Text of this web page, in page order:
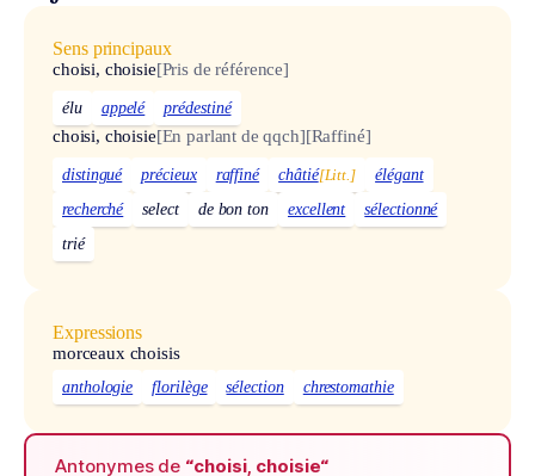
Sens principaux
choisi, choisie[Pris de référence]
élu appelé prédestiné
choisi, choisie[En parlant de qqch][Raffiné]
distingué précieux raffiné châtié[Litt.]
élégant
recherché
select de bon ton excellent
sélectionné
trié
Expressions
morceaux choisis
anthologie florilège sélection chrestomathie
Antonymes de “choisi, choisie“